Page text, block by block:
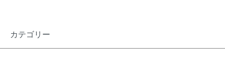
カテゴリー